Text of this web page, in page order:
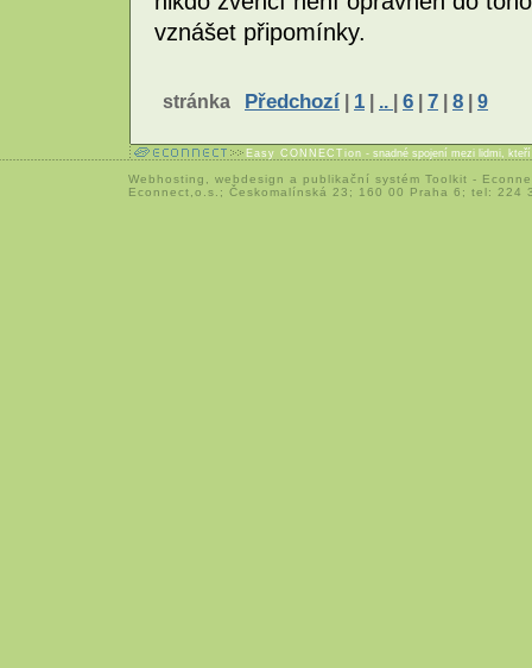
vznášet připomínky.
stránka Předchozí | 1 | .. | 6 | 7 | 8 | 9
Easy CONNECTion - snadné spojení mezi lidmi,
Webhosting webdesign a publikační systém Toolkit -
Econnect,o.s.; Českomalínská 23; 160 00 Praha 6; tel: 224